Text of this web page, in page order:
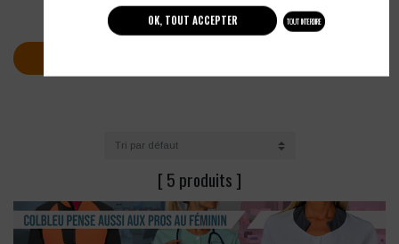
€ HT
6,01
[ 5 produits ]
OK, TOUT ACCEPTER TOUT INTERDIRE